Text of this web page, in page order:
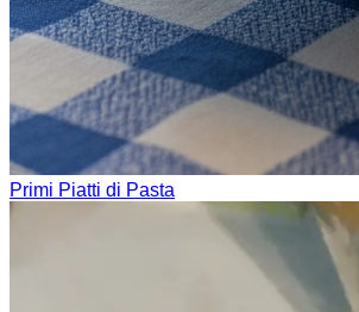
Primi Piatti di Pasta